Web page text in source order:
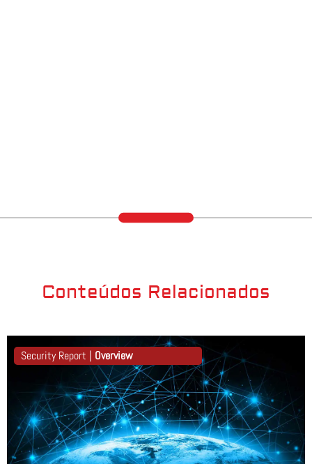
Conteúdos Relacionados
Security Report | Overview